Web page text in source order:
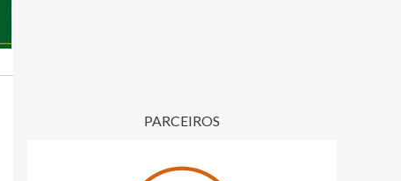
PARCEIROS